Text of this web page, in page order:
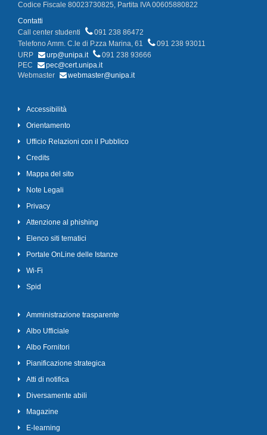
Codice Fiscale 80023730825, Partita IVA 00605880822
Contatti
Call center studenti
091 238 86472
Telefono Amm. C.le di P.zza Marina, 61
091 238 93011
URP
urp@unipa.it
091 238 93666
PEC
pec@cert.unipa.it
Webmaster
webmaster@unipa.it
Accessibilità
Orientamento
Ufficio Relazioni con il Pubblico
Credits
Mappa del sito
Note Legali
Privacy
Attenzione al phishing
Elenco siti tematici
Portale OnLine delle Istanze
Wi-Fi
Spid
Amministrazione trasparente
Albo Ufficiale
Albo Fornitori
Pianificazione strategica
Atti di notifica
Diversamente abili
Magazine
E-learning